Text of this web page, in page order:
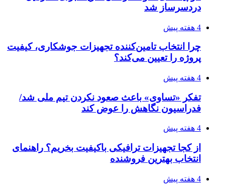
رکوردزنی عمل پیوند عضو در قلب پایتخت
مدیرعامل برق تهران: کاهش ۱۰ درصدی مصرف
برق، ضامن پایداری شبکه است
راه اندازی مرغداری؛ محاسبه هزینه، درآمد و سود با
طرح توجیهی
۱۴۲۰؛ راه ارتباطی بیمه شدگان تأمین‌اجتماعی
۱۴۰۵/۰۴/۱۶